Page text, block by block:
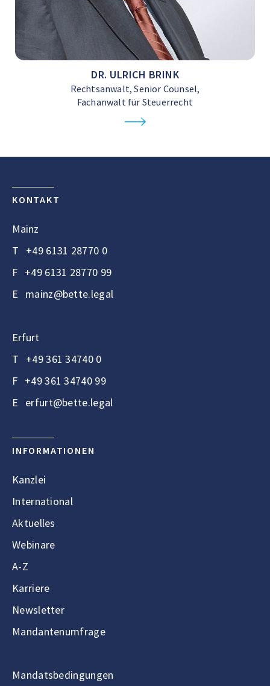
DR. ULRICH BRINK
Rechtsanwalt, Senior Counsel,
Fachanwalt für Steuerrecht
KONTAKT
Mainz
T +49 6131 28770 0
F +49 6131 28770 99
E mainz@bette.legal
Erfurt
T +49 361 34740 0
F +49 361 34740 99
E erfurt@bette.legal
INFORMATIONEN
Kanzlei
International
Aktuelles
Webinare
A-Z
Karriere
Newsletter
Mandantenumfrage
Mandatsbedingungen